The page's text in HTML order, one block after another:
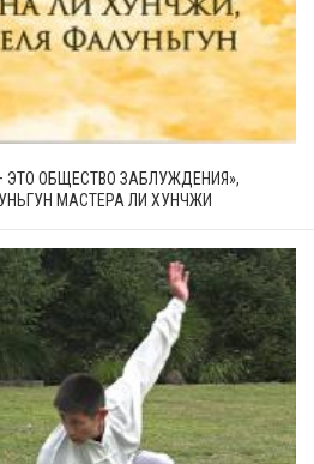
ЭТО ОБЩЕСТВО ЗАБЛУЖДЕНИЯ»,
МАСТЕРА ЛИ ХУНЧЖИ